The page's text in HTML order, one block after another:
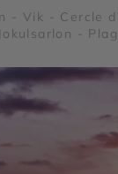
- Vik - Cercle
-